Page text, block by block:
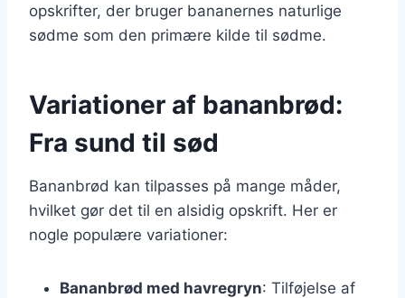
opskrifter, der bruger bananernes naturlige
sødme som den primære kilde til sødme.
Variationer af bananbrød:
Fra sund til sød
Bananbrød kan tilpasses på mange måder,
hvilket gør det til en alsidig opskrift. Her er
nogle populære variationer:
Bananbrød med havregryn: Tilføjelse af